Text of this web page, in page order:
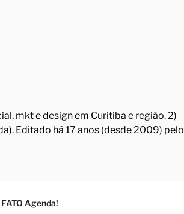
mkt e design em Curitiba e região. 2)
Editado há 17 anos (desde 2009) pelo
Agenda!